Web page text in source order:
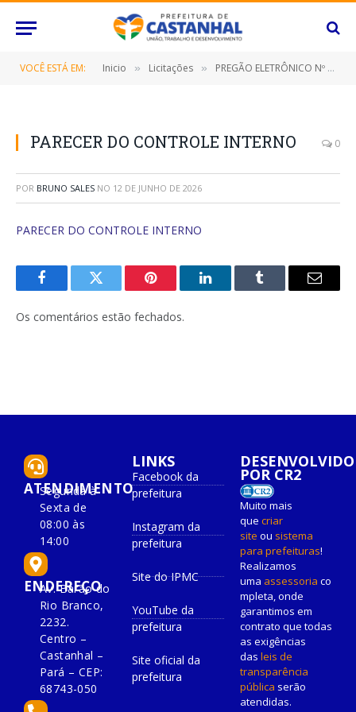
VOCÊ ESTÁ EM: Inicio » Licitações » PREGÃO ELETRÔNICO Nº 030/2023-SRP (CONTRATAÇÃO DE EMPRESA ESPECIALIZADA PARAPRESTAÇÃODE SERVIÇO DE PUBLICAÇÕES DE AVISOS DE LICITAÇÃO, EXTRATOS DE CONTRATOS, HOMOLOGAÇÕES E OUTROS QUE SE FIZEREM NECESSÁRIOS NAS IMPRENSAS OFICIAIS E JORNAIS DE GRANDE CIRCULAÇÃO)
PARECER DO CONTROLE INTERNO 0
POR BRUNO SALES NO 12 DE JUNHO DE 2026
PARECER DO CONTROLE INTERNO
FacebookTwitter Pinterest O
Tumblr
E-
Os comentários estão fechados.
ATENDIMENTO
Segunda à
Sexta de
08:00 às
14:00
ENDEREÇO
Av. Barão do
Rio Branco,
2232.
Centro –
Castanhal –
Pará – CEP:
68743-050
LINKS
Facebook da
prefeitura
Instagram da
prefeitura
Site do IPMC
YouTube da
prefeitura
Site oficial da
prefeitura
DESENVOLVIDO
POR CR2
Muito mais
que criar
site ou sistema
para prefeituras!
Realizamos
uma assessoria co
mpleta, onde
garantimos em
contrato que todas
as exigências
das leis de
transparência
pública serão
atendidas.